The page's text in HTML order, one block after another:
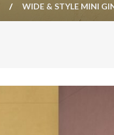
WIDE & STYLE MINI